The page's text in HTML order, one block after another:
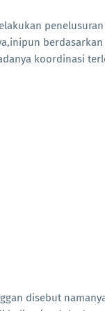
koordinasi
disebut